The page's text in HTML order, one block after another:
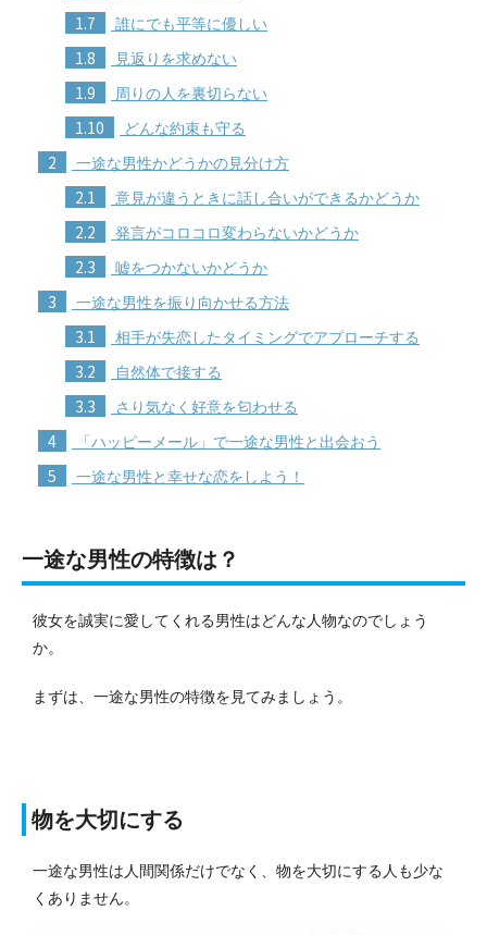
1.7 誰にでも平等に優しい
1.8 見返りを求めない
1.9 周りの人を裏切らない
1.10 どんな約束も守る
2 一途な男性かどうかの見分け方
2.1 意見が違うときに話し合いができるかどうか
2.2 発言がコロコロ変わらないかどうか
2.3 嘘をつかないかどうか
3 一途な男性を振り向かせる方法
3.1 相手が失恋したタイミングでアプローチする
3.2 自然体で接する
3.3 さり気なく好意を匂わせる
4 「ハッピーメール」で一途な男性と出会おう
5 一途な男性と幸せな恋をしよう！
一途な男性の特徴は？
彼女を誠実に愛してくれる男性はどんな人物なのでしょう
か。
まずは、一途な男性の特徴を見てみましょう。
物を大切にする
一途な男性は人間関係だけでなく、物を大切にする人も少な
くありません。